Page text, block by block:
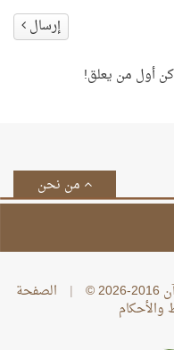
إرسال
كن أول من يعلق!
من نحن
©
| الصفحة
والأحكام